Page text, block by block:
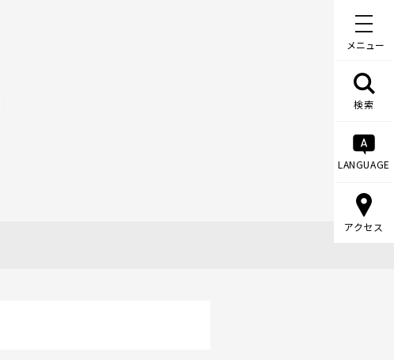
メニュー
検索
LANGUAGE
アクセス